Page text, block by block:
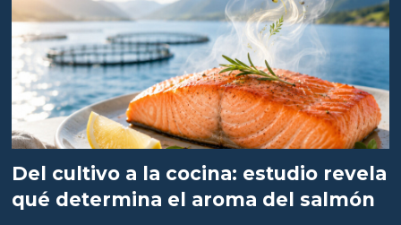
Del cultivo a la cocina: estudio revela
qué determina el aroma del salmón